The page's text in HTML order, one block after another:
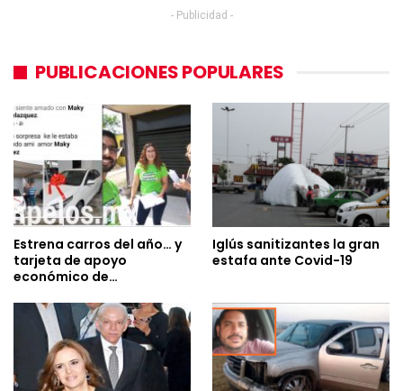
- Publicidad -
PUBLICACIONES POPULARES
Estrena carros del año… y
tarjeta de apoyo
económico de…
Iglús sanitizantes la gran
estafa ante Covid-19